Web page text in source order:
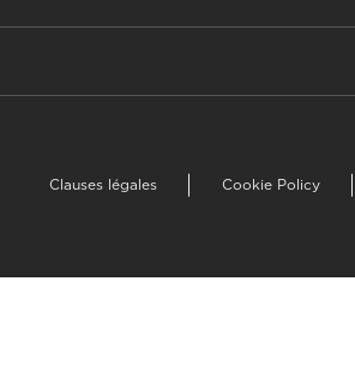
Clauses légales Cookie Policy